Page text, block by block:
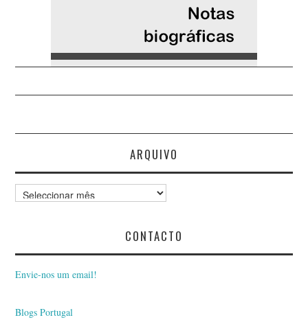
ARQUIVO
Arquivo
CONTACTO
Envie-nos um email!
Blogs Portugal